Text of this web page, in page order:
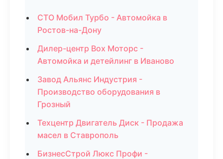
СТО Мобил Турбо - Автомойка в
Ростов-на-Дону
Дилер-центр Box Моторс -
Автомойка и детейлинг в Иваново
Завод Альянс Индустрия -
Производство оборудования в
Грозный
Техцентр Двигатель Диск - Продажа
масел в Ставрополь
БизнесСтрой Люкс Профи -